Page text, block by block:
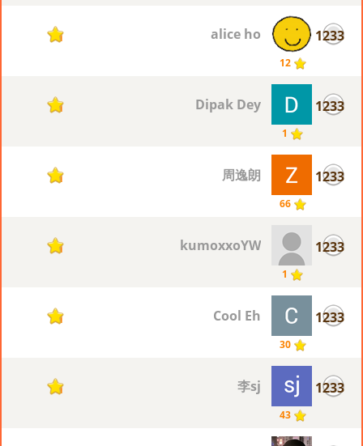
1233
12
alice ho
1
1233
1
Dipak Dey
1
1233
66
周逸朗
1
1233
1
kumoxxoYW
1
1233
30
Cool Eh
1
1233
43
李sj
1